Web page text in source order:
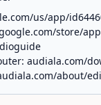
us/app/
store/
audiala.com/
about/